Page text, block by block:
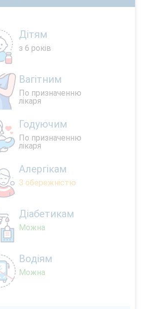
Дітям
з 6 років
Вагітним
По призначенню
лікаря
Годуючим
По призначенню
лікаря
Алергікам
З обережністю
Діабетикам
Можна
Водіям
Можна